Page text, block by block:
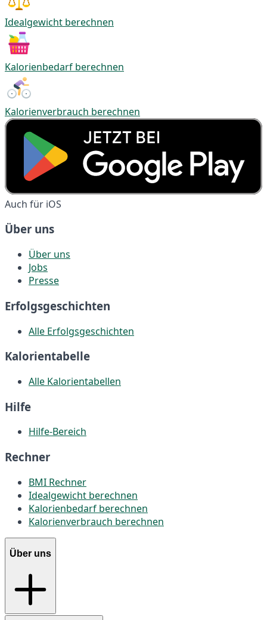
Idealgewicht berechnen
Kalorienbedarf berechnen
Kalorienverbrauch berechnen
Auch für iOS
Über uns
Über uns
Jobs
Presse
Erfolgsgeschichten
Alle Erfolgsgeschichten
Kalorientabelle
Alle Kalorientabellen
Hilfe
Hilfe-Bereich
Rechner
BMI Rechner
Idealgewicht berechnen
Kalorienbedarf berechnen
Kalorienverbrauch berechnen
Über uns